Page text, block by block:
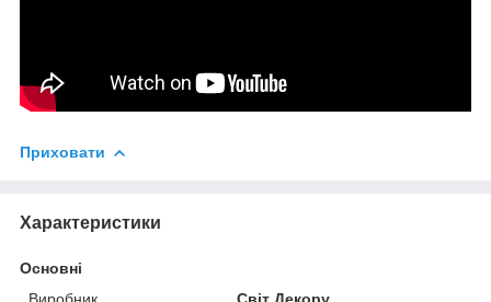
Приховати
Характеристики
Основні